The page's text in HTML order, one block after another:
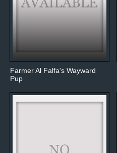
Farmer Al Falfa's Wayward
Pup